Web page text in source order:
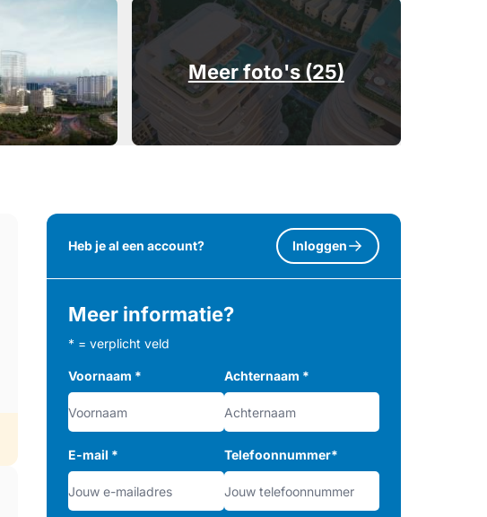
Meer foto's (25)
Heb je al een account? Inloggen
Meer informatie?
* = verplicht veld
Voornaam * Achternaam *
E-mail * Telefoonnummer*